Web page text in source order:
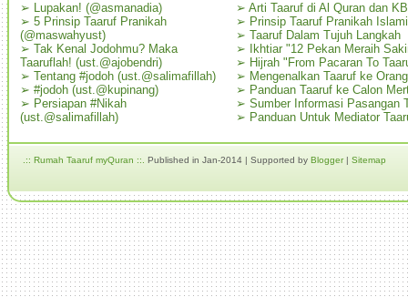
➢ Lupakan! (@asmanadia)
➢ 5 Prinsip Taaruf Pranikah
(@maswahyust)
➢ Tak Kenal Jodohmu? Maka
Taaruflah! (ust.@ajobendri)
➢ Tentang #jodoh (ust.@salimafillah)
➢ #jodoh (ust.@kupinang)
➢ Persiapan #Nikah
(ust.@salimafillah)
➢ Arti Taaruf di Al Quran dan
➢ Prinsip Taaruf Pranikah Islami
➢ Taaruf Dalam Tujuh Langkah
➢
Ikhtiar "12 Pekan Meraih
➢ Hijrah "From Pacaran To
➢ Mengenalkan Taaruf ke
➢ Panduan Taaruf ke Calon
➢ Sumber Informasi Pasangan
➢ Panduan Untuk Mediator
.:: Rumah Taaruf myQuran ::. Published in Jan-2014 | Supported by Blogger| Sitemap